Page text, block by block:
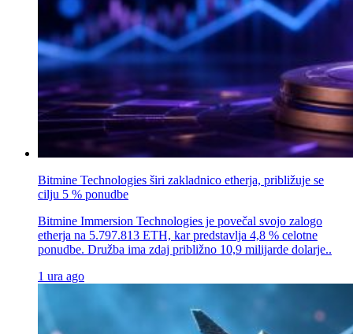
Bitmine Technologies širi zakladnico etherja, približuje se
cilju 5 % ponudbe
Bitmine Immersion Technologies je povečal svojo zalogo
etherja na 5.797.813 ETH, kar predstavlja 4,8 % celotne
ponudbe. Družba ima zdaj približno 10,9 milijarde dolarje..
1 ura ago